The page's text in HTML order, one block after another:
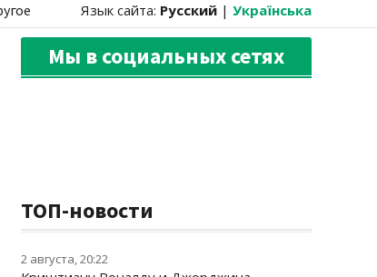
Язык сайта: Русский | Українська
Мы в социальных сетях
ТОП-новости
2 августа, 20:22